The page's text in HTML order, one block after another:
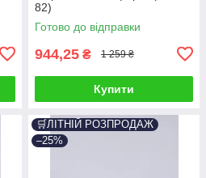
82)
Готово до відправки
944,25 ₴ 1 259 ₴
Купити
🛒ЛІТНІЙ РОЗПРОДАЖ
–25%